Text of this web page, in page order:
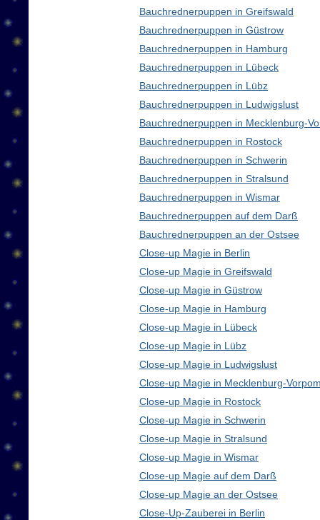
Bauchrednerpuppen in Greifswald
Bauchrednerpuppen in Güstrow
Bauchrednerpuppen in Hamburg
Bauchrednerpuppen in Lübeck
Bauchrednerpuppen in Lübz
Bauchrednerpuppen in Ludwigslust
Bauchrednerpuppen in Mecklenburg-
Bauchrednerpuppen in Rostock
Bauchrednerpuppen in Schwerin
Bauchrednerpuppen in Stralsund
Bauchrednerpuppen in Wismar
Bauchrednerpuppen auf dem Darß
Bauchrednerpuppen an der Ostsee
Close-up Magie in Berlin
Close-up Magie in Greifswald
Close-up Magie in Güstrow
Close-up Magie in Hamburg
Close-up Magie in Lübeck
Close-up Magie in Lübz
Close-up Magie in Ludwigslust
Close-up Magie in Mecklenburg-
Close-up Magie in Rostock
Close-up Magie in Schwerin
Close-up Magie in Stralsund
Close-up Magie in Wismar
Close-up Magie auf dem Darß
Close-up Magie an der Ostsee
Close-Up-Zauberei in Berlin